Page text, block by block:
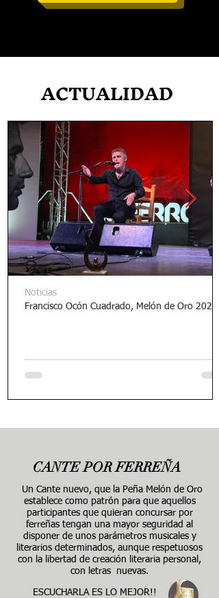
ACTUALIDAD
Francisco Ocón Cuadrado, Melón de Oro 2026
Noticias
CANTE PORFERREÑA
Un Cante nuevo, que la Peña Melón de Oro
establece como patrón para que aquellos
participantes que quieran concursar por
ferreñas tengan una mayor seguridad al
disponer de unos parámetros musicales y
literarios determinados, aunque respetuosos
con la libertad de creación literaria personal,
con letras nuevas.
ESCUCHARLA ES LO MEJOR!!